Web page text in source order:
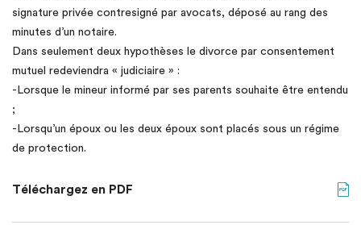
signature privée contresigné par avocats, déposé au rang des
minutes d’un notaire.
Dans seulement deux hypothèses le divorce par consentement
mutuel redeviendra « judiciaire » :
-Lorsque le mineur informé par ses parents souhaite être entendu
;
-Lorsqu’un époux ou les deux époux sont placés sous un régime
de protection.
Téléchargez en PDF